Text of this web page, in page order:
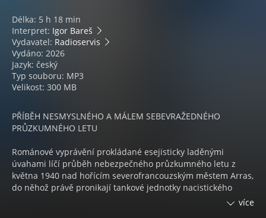
Délka: 5 h 18 min
Interpret: Igor Bareš
Vydavatel: Radioservis
Vydáno: 2026
Jazyk: český
Typ souboru: MP3
Velikost: 300 MB
PŘÍBĚH NESMYSLNÉHO A MÁLEM SEBEVRAŽEDNÉHO
PRŮZKUMNÉHO LETU
Románové vyprávění prokládané esejisticky laděnými
úvahami líčí průběh nebezpečného průzkumného letu z
května 1940 nad hořícím severofrancouzským městem Arras,
do něhož právě pronikají tankové jednotky nacistického
více